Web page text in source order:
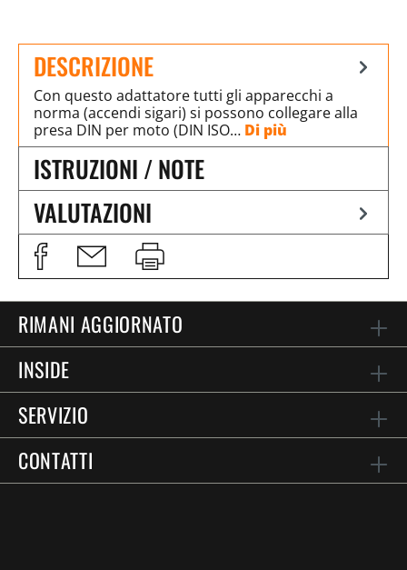
DESCRIZIONE
Con questo adattatore tutti gli apparecchi a
norma (accendi sigari) si possono collegare alla
presa DIN per moto (DIN ISO… Di più
ISTRUZIONI / NOTE
VALUTAZIONI
RIMANI AGGIORNATO
INSIDE
SERVIZIO
CONTATTI